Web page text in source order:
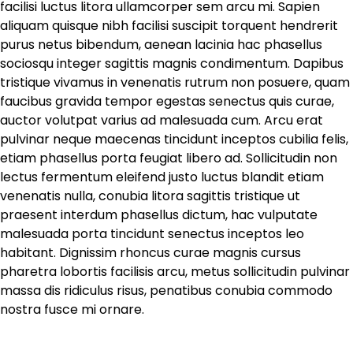
facilisi luctus litora ullamcorper sem arcu mi. Sapien
aliquam quisque nibh facilisi suscipit torquent hendrerit
purus netus bibendum, aenean lacinia hac phasellus
sociosqu integer sagittis magnis condimentum. Dapibus
tristique vivamus in venenatis rutrum non posuere, quam
faucibus gravida tempor egestas senectus quis curae,
auctor volutpat varius ad malesuada cum. Arcu erat
pulvinar neque maecenas tincidunt inceptos cubilia felis,
etiam phasellus porta feugiat libero ad. Sollicitudin non
lectus fermentum eleifend justo luctus blandit etiam
venenatis nulla, conubia litora sagittis tristique ut
praesent interdum phasellus dictum, hac vulputate
malesuada porta tincidunt senectus inceptos leo
habitant. Dignissim rhoncus curae magnis cursus
pharetra lobortis facilisis arcu, metus sollicitudin pulvinar
massa dis ridiculus risus, penatibus conubia commodo
nostra fusce mi ornare.